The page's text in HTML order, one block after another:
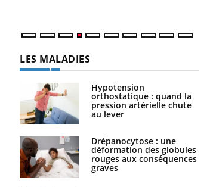
LES MALADIES
Hypotension
orthostatique : quand la
pression artérielle chute
au lever
Drépanocytose : une
déformation des globules
rouges aux conséquences
graves